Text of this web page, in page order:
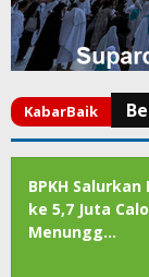
BPKH
ke 5,7 Juta
Menungg…